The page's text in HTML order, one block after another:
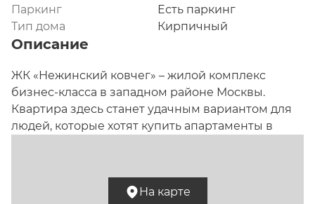
Паркинг
Есть паркинг
Тип дома
Кирпичный
Описание
ЖК «Нежинский ковчег» – жилой комплекс
бизнес-класса в западном районе Москвы.
Квартира здесь станет удачным вариантом для
людей, которые хотят купить апартаменты в
Просторная квартира для
комфортного проживания
На карте